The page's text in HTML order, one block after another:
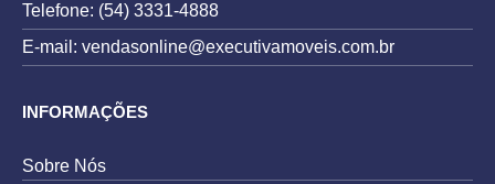
Telefone: (54) 3331-4888
E-mail: vendasonline@executivamoveis.com.br
INFORMAÇÕES
Sobre Nós